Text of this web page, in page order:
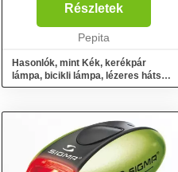
elengedhetetlen kellék a hátsó
lámpa. Enélkül ugyanis komoly
veszélybe kerülhet az ember
Részletek
Pepita
Hasonlók, mint Kék, kerékpár
lámpa, bicikli lámpa, lézeres hátsó
lámpa